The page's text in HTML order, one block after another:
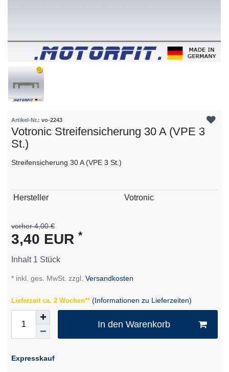
Artikel-Nr.: vo-2243
Votronic Streifensicherung 30 A (VPE 3
St.)
Streifensicherung 30 A (VPE 3 St.)
Technisches
Wert
Hersteller Votronic
vorher 4,00 €
3,40 EUR *
Inhalt 1 Stück
* inkl. ges. MwSt. zzgl. Versandkosten
Lieferzeit ca. 2 Wochen** (Informationen zu Lieferzeiten)
In den Warenkorb
Expresskauf